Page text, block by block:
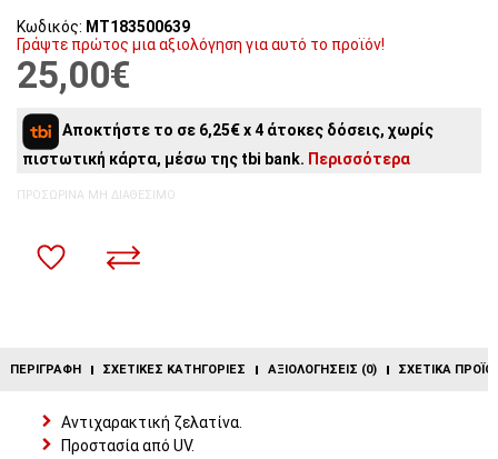
Κωδικός: MT183500639
Γράψτε πρώτος μια αξιολόγηση για αυτό το προϊόν!
25,00€
Αποκτήστε το σε 6,25€ x 4 άτοκες δόσεις, χωρίς
πιστωτική κάρτα, μέσω της tbi bank. Περισσότερα
ΠΡΟΣΩΡΙΝΆ ΜΗ ΔΙΑΘΈΣΙΜΟ
ΠΕΡΙΓΡΑΦΉ ΣΧΕΤΙΚΈΣ ΚΑΤΗΓΟΡΊΕΣ ΑΞΙΟΛΟΓΉΣΕΙΣ (0) ΣΧΕΤΙΚΆ
Αντιχαρακτική ζελατίνα.
Προστασία από UV.